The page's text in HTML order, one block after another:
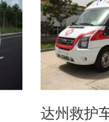
达州救护